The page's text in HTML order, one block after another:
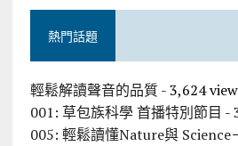
熱門話題
輕鬆解讀聲音的品質- 3,624
001: 草包族科學 首播特別節目 -
005: 輕鬆讀懂Nature與 Science